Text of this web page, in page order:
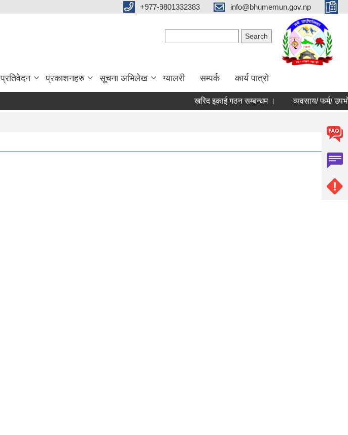
+977-9801332383 info@bhumemun.gov.np
प्रतिवेदन प्रकाशनहरु सूचना अभिलेख ग्यालरी सम्पर्क कार्य पात्रो
खरिद इकाई गठन सम्बन्धम । व्यवसाय/ फर्म/ उपभोक्ता /